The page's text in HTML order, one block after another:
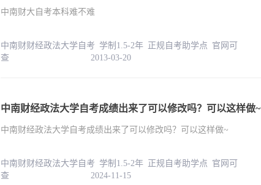
中南财大自考本科难不难
中南财财经政法大学自考 学制1.5-2年 正规自考助学点 官网可
查 2013-03-20
中南财经政法大学自考成绩出来了可以修改吗？可以这样做~
中南财经政法大学自考成绩出来了可以修改吗？可以这样做~
中南财财经政法大学自考 学制1.5-2年 正规自考助学点 官网可
查 2024-11-15